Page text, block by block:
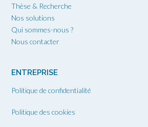
Thèse & Recherche
Nos solutions
Qui sommes-nous ?
Nous contacter
ENTREPRISE
Politique de confidentialité
Politique des cookies